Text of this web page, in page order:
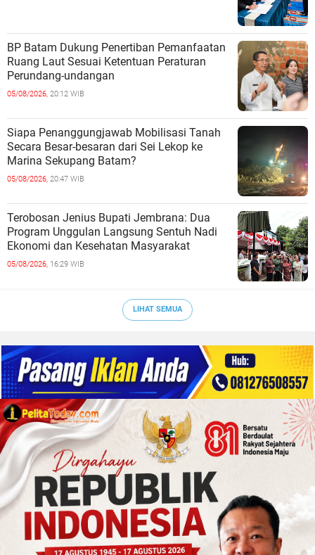
BP Batam Dukung Penertiban Pemanfaatan
Ruang Laut Sesuai Ketentuan Peraturan
Perundang-undangan
05/08/2026, 20:12 WIB
Siapa Penanggungjawab Mobilisasi Tanah
Secara Besar-besaran dari Sei Lekop ke
Marina Sekupang Batam?
05/08/2026, 20:47 WIB
Terobosan Jenius Bupati Jembrana: Dua
Program Unggulan Langsung Sentuh Nadi
Ekonomi dan Kesehatan Masyarakat
05/08/2026, 16:29 WIB
LIHAT SEMUA